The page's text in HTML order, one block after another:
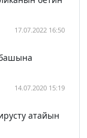
17.07.2022 16:50
14.07.2020 15:19
атайын